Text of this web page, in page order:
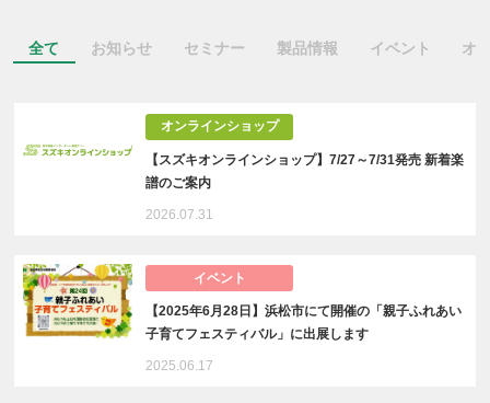
全て お知らせ セミナー 製品情報 イベント オ
オンラインショップ
【スズキオンラインショップ】7/27～7/31発売 新着楽
譜のご案内
2026.07.31
イベント
【2025年6月28日】浜松市にて開催の「親子ふれあい
子育てフェスティバル」に出展します
2025.06.17